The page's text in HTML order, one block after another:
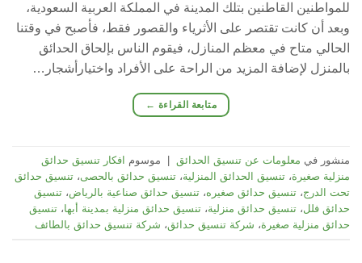
للمواطنين القاطنين بتلك المدينة في المملكة العربية السعودية،
وبعد أن كانت تقتصر على الأثرياء والقصور فقط، فأصبح في وقتنا
الحالي متاح في معظم المنازل، فيقوم الناس بإلحاق الحدائق
بالمنزل لإضافة المزيد من الراحة على الأفراد واختيارأشجار…
متابعة القراءة ←
منشور في معلومات عن تنسيق الحدائق | موسوم افكار تنسيق حدائق
منزلية صغيرة، تنسيق الحدائق المنزلية، تنسيق حدائق بالحصى، تنسيق حدائق
تحت الدرج، تنسيق حدائق صغيره، تنسيق حدائق صناعية بالرياض، تنسيق
حدائق فلل، تنسيق حدائق منزلية، تنسيق حدائق منزلية بمدينة أبها، تنسيق
حدائق منزلية صغيرة، شركة تنسيق حدائق، شركة تنسيق حدائق بالطائف